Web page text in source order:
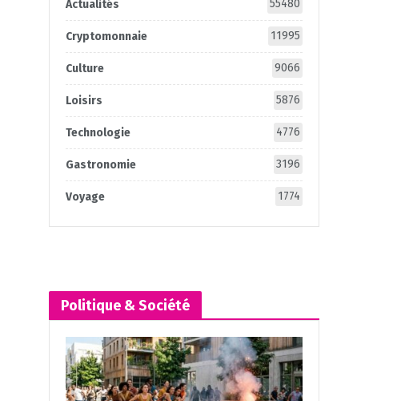
Actualités 55480
Cryptomonnaie 11995
Culture 9066
Loisirs 5876
Technologie 4776
Gastronomie 3196
Voyage 1774
Politique & Société